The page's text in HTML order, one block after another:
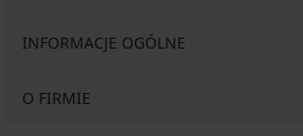
INFORMACJE OGÓLNE
O FIRMIE